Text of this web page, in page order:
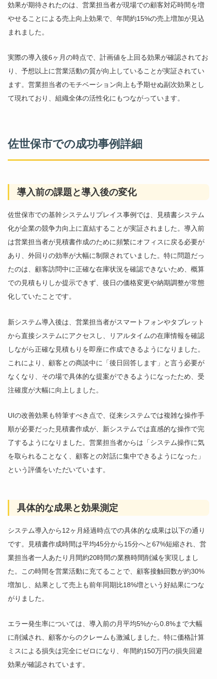
効果が期待されたのは、営業担当者が現場での顧客対応時間を増
やせることによる売上向上効果で、年間約15%の売上増加が見込
まれました。
実際の導入後6ヶ月の時点で、計画値を上回る効果が確認されてお
り、予想以上に営業活動の質が向上していることが実証されてい
ます。営業担当者のモチベーション向上も予期せぬ副次効果とし
て現れており、組織全体の活性化にもつながっています。
佐世保市での成功事例詳細
導入前の課題と導入後の変化
佐世保市での基幹システムリプレイス事例では、見積書システム
化が企業の競争力向上に直結することが実証されました。導入前
は営業担当者が見積書作成のために頻繁にオフィスに戻る必要が
あり、外回りの効率が大幅に制限されていました。特に問題だっ
たのは、顧客訪問中に正確な在庫状況を確認できないため、概算
での見積もりしか提示できず、後日の価格変更や納期調整が常態
化していたことです。
新システム導入後は、営業担当者がスマートフォンやタブレット
から直接システムにアクセスし、リアルタイムの在庫情報を確認
しながら正確な見積もりを即座に作成できるようになりました。
これにより、顧客との商談中に「後日回答します」と言う必要が
なくなり、その場で具体的な提案ができるようになったため、受
注確度が大幅に向上しました。
UIの改善効果も特筆すべき点で、従来システムでは複雑な操作手
順が必要だった見積書作成が、新システムでは直感的な操作で完
了するようになりました。営業担当者からは「システム操作に気
を取られることなく、顧客との対話に集中できるようになった」
という評価をいただいています。
具体的な成果と効果測定
システム導入から12ヶ月経過時点での具体的な成果は以下の通り
です。見積書作成時間は平均45分から15分へと67%短縮され、営
業担当者一人あたり月間約20時間の業務時間削減を実現しまし
た。この時間を営業活動に充てることで、顧客接触回数が約30%
増加し、結果として売上も前年同期比18%増という好結果につな
がりました。
エラー発生率については、導入前の月平均5%から0.8%まで大幅
に削減され、顧客からのクレームも激減しました。特に価格計算
ミスによる損失は完全にゼロになり、年間約150万円の損失回避
効果が確認されています。